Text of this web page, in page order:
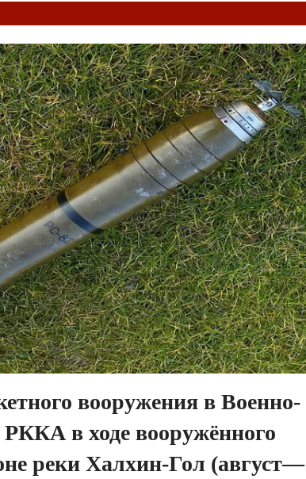
вооружения в Военно-
в ходе вооружённого
реки Халхин-Гол (август—